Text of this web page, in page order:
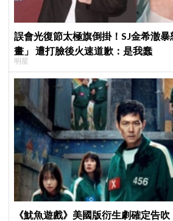
誤會光復節太極旗倒掛！SJ金希澈
畫」 遭打臉後火速道歉：是我蠢
明星
《魷魚遊戲》美國版衍生劇確定告